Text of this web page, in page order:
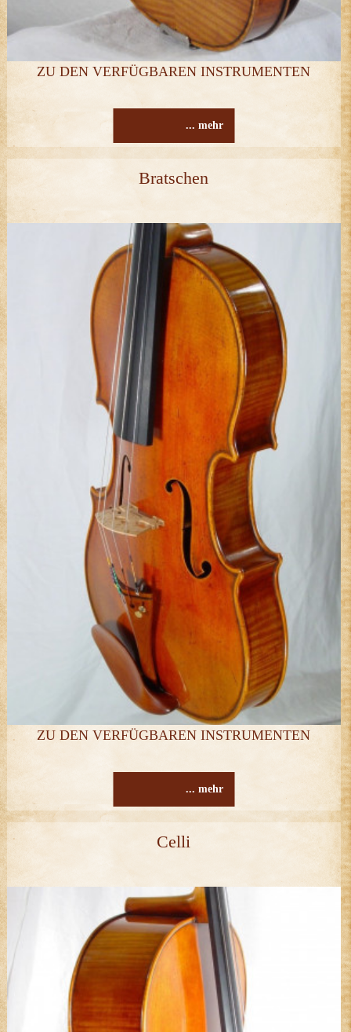
ZU DEN VERFÜGBAREN INSTRUMENTEN
... mehr
Bratschen
ZU DEN VERFÜGBAREN INSTRUMENTEN
... mehr
Celli